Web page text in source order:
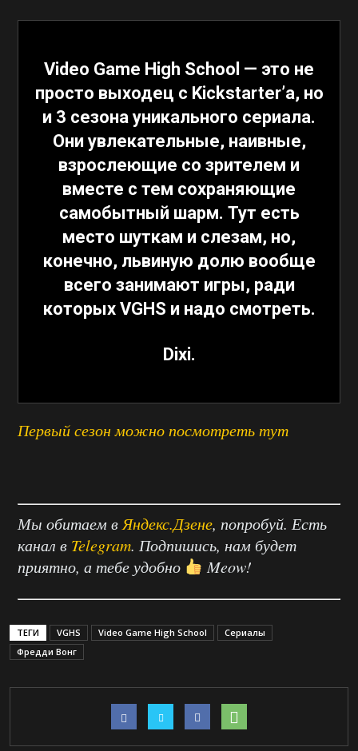
Video Game High School — это не
просто выходец с Kickstarter’а, но
и 3 сезона уникального сериала.
Они увлекательные, наивные,
взрослеющие со зрителем и
вместе с тем сохраняющие
самобытный шарм. Тут есть
место шуткам и слезам, но,
конечно, львиную долю вообще
всего занимают игры, ради
которых VGHS и надо смотреть.
Dixi.
Первый сезон можно посмотреть тут
Мы обитаем в Яндекс.Дзене, попробуй. Есть
канал в Telegram. Подпишись, нам будет
приятно, а тебе удобно
Meow!
ТЕГИ VGHS Video Game High School
Сериалы
Фредди Вонг